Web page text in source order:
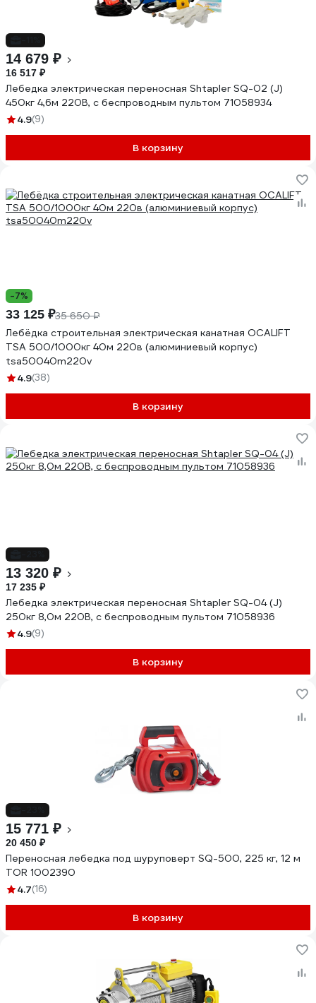
14 679 ₽
16 517 ₽
Лебедка электрическая переносная Shtapler SQ-02 (J)
450кг 4,6м 220В, с беспроводным пультом 71058934
4.9(9)
В корзину
-7%
33 125 ₽35 650 ₽
Лебёдка строительная электрическая канатная OCALIFT
TSA 500/1000кг 40м 220в (алюминиевый корпус)
tsa50040m220v
4.9(38)
В корзину
13 320 ₽
17 235 ₽
Лебедка электрическая переносная Shtapler SQ-04 (J)
250кг 8,0м 220В, с беспроводным пультом 71058936
4.9(9)
В корзину
15 771 ₽
20 450 ₽
Переносная лебедка под шуруповерт SQ-500, 225 кг, 12 м
TOR 1002390
4.7(16)
В корзину